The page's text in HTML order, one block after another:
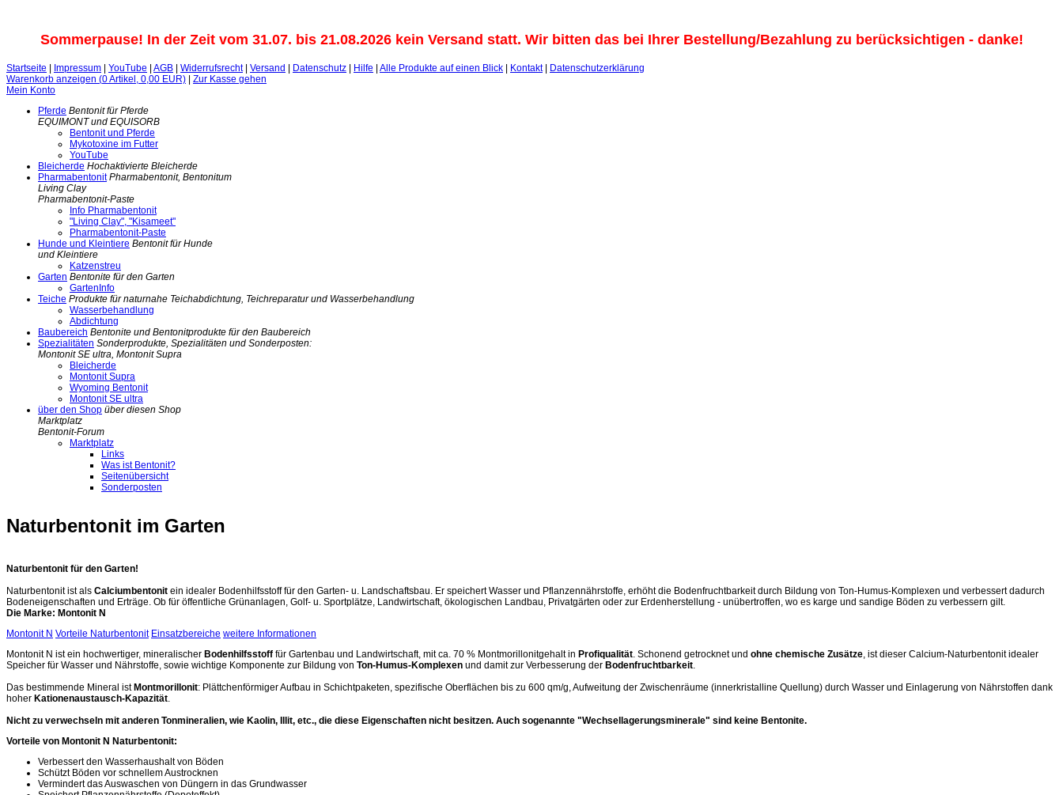
Sommerpause! In der Zeit vom 31.07. bis 21.08.2026 kein Versand statt. Wir bitten das bei Ihrer Bestellung/Bezahlung zu berücksichtigen - danke!
Startseite Impressum YouTube AGB Widerrufsrecht| Versand Datenschutz Hilfe Alle Produkte auf einen Blick Kontakt|
Datenschutzerklärung
Warenkorb anzeigen (0Artikel, 0,00 EUR)
Zur Kasse gehen
Mein Konto
Pferde Bentonit für Pferde
EQUIMONT und EQUISORB
Bentonit und Pferde
Mykotoxine im Futter
YouTube
Bleicherde Hochaktivierte Bleicherde
Pharmabentonit Pharmabentonit, Bentonitum
Living Clay
Pharmabentonit-Paste
Info Pharmabentonit
"Living Clay", "Kisameet"
Pharmabentonit-Paste
Hunde und Kleintiere Bentonit für Hunde
und Kleintiere
Katzenstreu
Garten Bentonite für den Garten
GartenInfo
Teiche Produkte für naturnahe Teichabdichtung, Teichreparatur und Wasserbehandlung
Wasserbehandlung
Abdichtung
Baubereich Bentonite und Bentonitprodukte für den Baubereich
Spezialitäten Sonderprodukte, Spezialitäten und Sonderposten:
Montonit SE ultra, Montonit Supra
Bleicherde
Montonit Supra
Wyoming Bentonit
Montonit SE ultra
über den Shop über diesen Shop
Marktplatz
Bentonit-Forum
Marktplatz
Links
Was ist Bentonit?
Seitenübersicht
Sonderposten
Naturbentonit im Garten
Naturbentonit für den Garten!
Naturbentonit ist als Calciumbentonit ein idealer Bodenhilfsstoff für den Garten- u. Landschaftsbau. Er speichert Wasser und Pflanzennährstoffe, erhöht die Bodenfruchtbarkeit durch Bildung von Ton-Humus-Komplexen und verbessert dadurch
Bodeneigenschaften und Erträge. Ob für öffentliche Grünanlagen, Golf- u. Sportplätze, Landwirtschaft, ökologischen Landbau, Privatgärten oder zur Erdenherstellung - unübertroffen, wo es karge und sandige Böden zu verbessern gilt.
Die Marke: Montonit N
Montonit N Vorteile Naturbentonit Einsatzbereiche weitere Informationen
Montonit N ist ein hochwertiger, mineralischer Bodenhilfsstoff für Gartenbau und Landwirtschaft, mit ca. 70 % Montmorillonitgehalt in Profiqualität. Schonend getrocknet und ohne chemische Zusätze, ist dieser Calcium-Naturbentonit idealer
Speicher für Wasser und Nährstoffe, sowie wichtige Komponente zur Bildung von Ton-Humus-Komplexen und damit zur Verbesserung der Bodenfruchtbarkeit.
Das bestimmende Mineral ist Montmorillonit: Plättchenförmiger Aufbau in Schichtpaketen, spezifische Oberflächen bis zu 600 qm/g, Aufweitung der Zwischenräume (innerkristalline Quellung) durch Wasser und Einlagerung von Nährstoffen dank
hoher Kationenaustausch-Kapazität.
Nicht zu verwechseln mit anderen Tonmineralien, wie Kaolin, Illit, etc., die diese Eigenschaften nicht besitzen. Auch sogenannte "Wechsellagerungsminerale" sind keine Bentonite.
Vorteile von Montonit N Naturbentonit:
Verbessert den Wasserhaushalt von Böden
Schützt Böden vor schnellem Austrocknen
Vermindert das Auswaschen von Düngern in das Grundwasser